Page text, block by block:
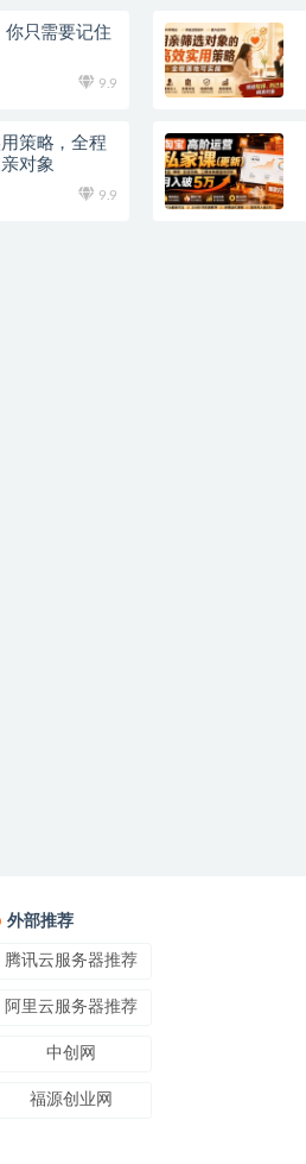
你只需要记住
9.9
策略，全程
对象
9.9
外部推荐
腾讯云服务器推荐
阿里云服务器推荐
中创网
福源创业网